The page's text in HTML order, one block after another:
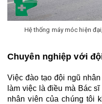
Hệ thống máy móc hiện
Chuyên nghiệp với
Việc đào tạo đội ngũ
làm việc là điều mà Bác
nhân viên của chúng tôi